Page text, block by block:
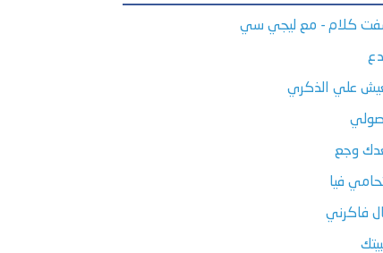
كلام - مع ليجي سي
علي الذكري
وجع
فيا
فاكرني